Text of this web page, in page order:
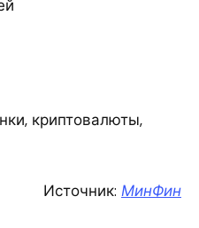
криптовалюты,
Источник: МинФин